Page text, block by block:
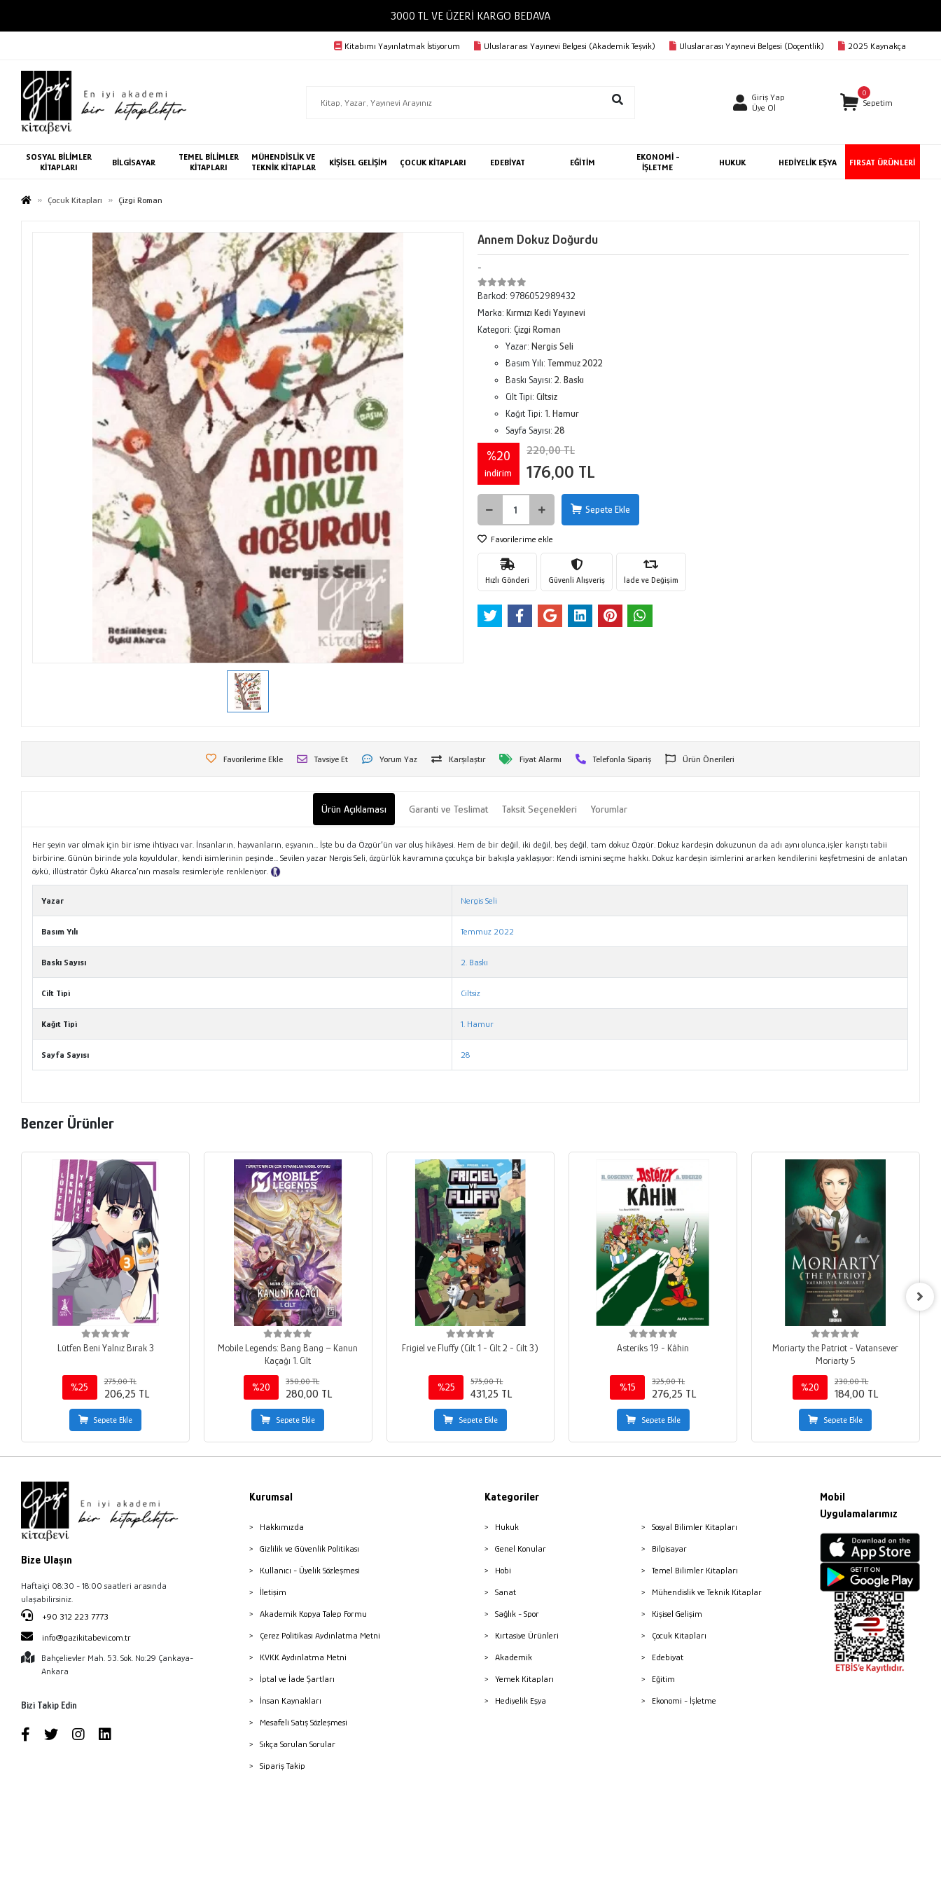
3000 TL VE ÜZERİ KARGO BEDAVA
Kitabımı Yayınlatmak İstiyorum Uluslararası Yayınevi Belgesi (Akademik Teşvik) Uluslararası Yayınevi Belgesi (Doçentlik) 2025 Kaynakça
Giriş Yap
Üye Ol
0
Sepetim
SOSYAL BİLİMLER
KİTAPLARI
BİLGİSAYAR
TEMEL BİLİMLER
KİTAPLARI
MÜHENDİSLİK VE
TEKNİK KİTAPLAR
KİŞİSEL GELİŞİM ÇOCUK KİTAPLARI EDEBİYAT EĞİTİM
EKONOMİ -
İŞLETME
HUKUK HEDİYELİK EŞYA FIRSAT ÜRÜNLERİ
Çocuk Kitapları Çizgi Roman
Annem Dokuz Doğurdu
-
Barkod: 9786052989432
Marka: Kırmızı Kedi Yayınevi
Kategori: Çizgi Roman
Yazar: Nergis Seli
Basım Yılı: Temmuz 2022
Baskı Sayısı: 2. Baskı
Cilt Tipi: Ciltsiz
Kağıt Tipi: 1. Hamur
Sayfa Sayısı: 28
%20
indirim
220,00 TL
176,00 TL
Sepete Ekle
Favorilerime ekle
Hızlı Gönderi Güvenli Alışveriş İade ve Değişim
Favorilerime Ekle Tavsiye Et Yorum Yaz Karşılaştır Fiyat Alarmı Telefonla Sipariş Ürün Önerileri
Ürün Açıklaması Garanti ve Teslimat Taksit Seçenekleri Yorumlar
Her şeyin var olmak için bir isme ihtiyacı var. İnsanların, hayvanların, eşyanın... İşte bu da Özgür’ün var oluş hikâyesi. Hem de bir değil, iki değil, beş değil, tam dokuz Özgür. Dokuz kardeşin dokuzunun da adı aynı olunca,işler karıştı tabii
birbirine. Günün birinde yola koyuldular, kendi isimlerinin peşinde... Sevilen yazar Nergis Seli, özgürlük kavramına çocukça bir bakışla yaklaşıyor: Kendi ismini seçme hakkı. Dokuz kardeşin isimlerini ararken kendilerini keşfetmesini de anlatan
öykü, illüstratör Öykü Akarca’nın masalsı resimleriyle renkleniyor.
Yazar Nergis Seli
Basım Yılı Temmuz 2022
Baskı Sayısı 2. Baskı
Cilt Tipi Ciltsiz
Kağıt Tipi 1. Hamur
Sayfa Sayısı 28
Benzer Ürünler
Lütfen Beni Yalnız Bırak 3
%25
275,00 TL
206,25 TL
Sepete Ekle
Mobile Legends: Bang Bang – Kanun
Kaçağı 1. Cilt
%20
350,00 TL
280,00 TL
Sepete Ekle
Frigiel ve Fluffy (Cilt 1 - Cilt 2 - Cilt 3)
%25
575,00 TL
431,25 TL
Sepete Ekle
Asteriks 19 - Kâhin
%15
325,00 TL
276,25 TL
Sepete Ekle
Moriarty the Patriot - Vatansever
Moriarty 5
%20
230,00 TL
184,00 TL
Sepete Ekle
Bize Ulaşın
Haftaiçi 08:30 - 18:00 saatleri arasında
ulaşabilirsiniz.
+90 312 223 7773
info@gazikitabevi.com.tr
Bahçelievler Mah. 53. Sok. No:29 Çankaya-
Ankara
Bizi Takip Edin
Kurumsal
Hakkımızda
Gizlilik ve Güvenlik Politikası
Kullanıcı - Üyelik Sözleşmesi
İletişim
Akademik Kopya Talep Formu
Çerez Politikası Aydınlatma Metni
KVKK Aydınlatma Metni
İptal ve İade Şartları
İnsan Kaynakları
Mesafeli Satış Sözleşmesi
Sıkça Sorulan Sorular
Sipariş Takip
Kategoriler
Hukuk
Genel Konular
Hobi
Sanat
Sağlık - Spor
Kırtasiye Ürünleri
Akademik
Yemek Kitapları
Hediyelik Eşya
Sosyal Bilimler Kitapları
Bilgisayar
Temel Bilimler Kitapları
Mühendislik ve Teknik Kitaplar
Kişisel Gelişim
Çocuk Kitapları
Edebiyat
Eğitim
Ekonomi - İşletme
Mobil
Uygulamalarımız